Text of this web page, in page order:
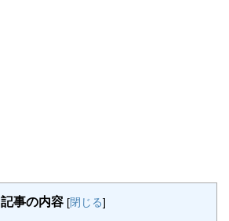
記事の内容 [閉じる]